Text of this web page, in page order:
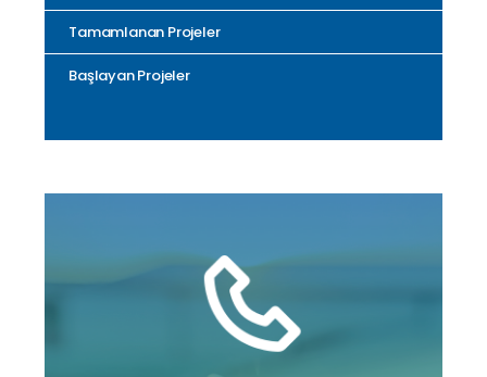
Tamamlanan Projeler
Başlayan Projeler